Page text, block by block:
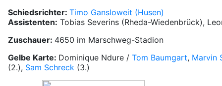
Schiedsrichter: Timo Gansloweit (Husen)
Assistenten: Tobias Severins (Rheda-Wiedenbrück),
Zuschauer: 4650 im Marschweg-Stadion
Gelbe Karte: Dominique Ndure / Tom Baumgart, Marvin
(2.), Sam Schreck (3.)